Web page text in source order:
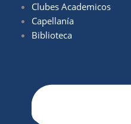
Clubes Academicos
Capellanía
Biblioteca